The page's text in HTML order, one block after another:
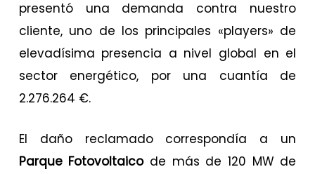
presentó una demanda contra nuestro
cliente, uno de los principales «players» de
elevadísima presencia a nivel global en el
sector energético, por una cuantía de
2.276.264 €.
El daño reclamado correspondía a un
Parque Fotovoltaicode más de 120 MW de